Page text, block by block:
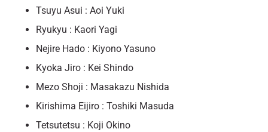
Tsuyu Asui : Aoi Yuki
Ryukyu : Kaori Yagi
Nejire Hado : Kiyono Yasuno
Kyoka Jiro : Kei Shindo
Mezo Shoji : Masakazu Nishida
Kirishima Eijiro : Toshiki Masuda
Tetsutetsu : Koji Okino